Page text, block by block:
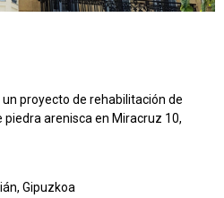
proyecto de rehabilitación de
arenisca en Miracruz 10,
Gipuzkoa